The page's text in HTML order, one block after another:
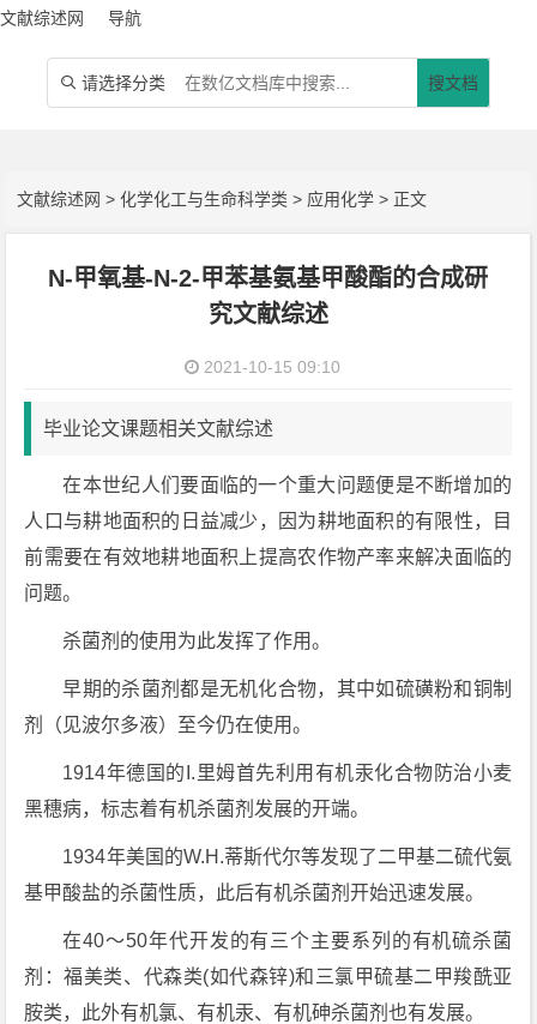
文献综述网 导航
 请选择分类 搜文档
文献综述网 >化学化工与生命科学类 > 应用化学 > 正文
N-甲氧基-N-2-甲苯基氨基甲酸酯的合成研
究文献综述
2021-10-15 09:10
毕业论文课题相关文献综述
在本世纪人们要面临的一个重大问题便是不断增加的
人口与耕地面积的日益减少，因为耕地面积的有限性，目
前需要在有效地耕地面积上提高农作物产率来解决面临的
问题。
杀菌剂的使用为此发挥了作用。
早期的杀菌剂都是无机化合物，其中如硫磺粉和铜制
剂（见波尔多液）至今仍在使用。
1914年德国的I.里姆首先利用有机汞化合物防治小麦
黑穗病，标志着有机杀菌剂发展的开端。
1934年美国的W.H.蒂斯代尔等发现了二甲基二硫代氨
基甲酸盐的杀菌性质，此后有机杀菌剂开始迅速发展。
在40～50年代开发的有三个主要系列的有机硫杀菌
剂：福美类、代森类(如代森锌)和三氯甲硫基二甲羧酰亚
胺类，此外有机氯、有机汞、有机砷杀菌剂也有发展。